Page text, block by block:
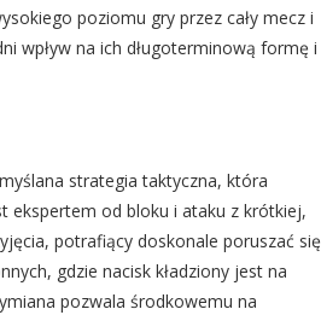
poziomu gry przez cały mecz i
wpływ na ich długoterminową formę i
strategia taktyczna, która
ekspertem od bloku i ataku z krótkiej,
potrafiący doskonale poruszać się
gdzie nacisk kładziony jest na
pozwala środkowemu na